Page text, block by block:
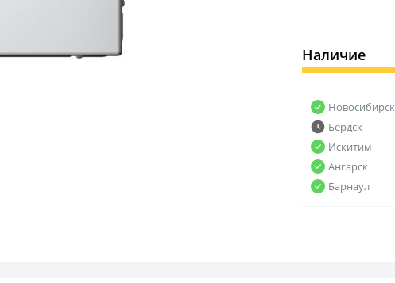
Наличие
Новосибирск
Бердск
Искитим
Ангарск
Барнаул